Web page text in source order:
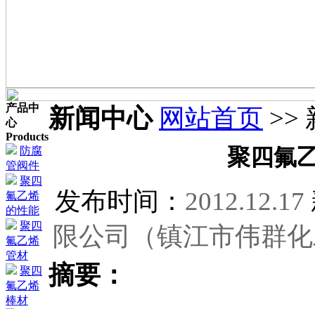
产品中
心
Products
防腐
管阀件
聚四
氟乙烯
的性能
聚四
氟乙烯
管材
聚四
氟乙烯
棒材
新闻中心 网站首页 >>
聚四氟
发布时间： 2012.12.17
限公司（镇江市伟群
摘要：